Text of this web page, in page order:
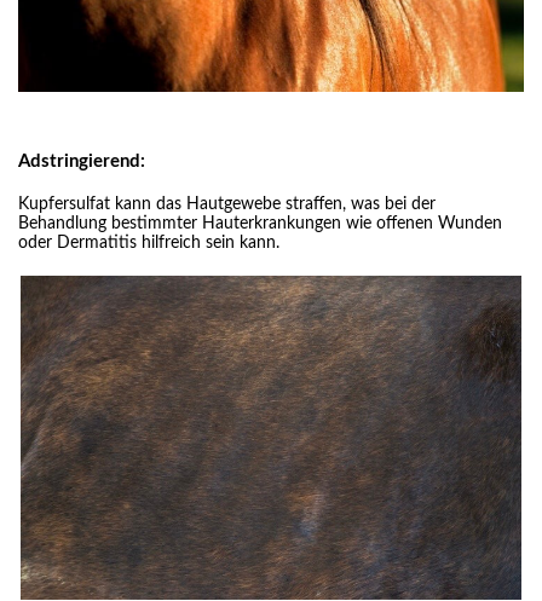
Adstringierend:
Kupfersulfat kann das Hautgewebe straffen, was bei der
Behandlung bestimmter Hauterkrankungen wie offenen Wunden
oder Dermatitis hilfreich sein kann.